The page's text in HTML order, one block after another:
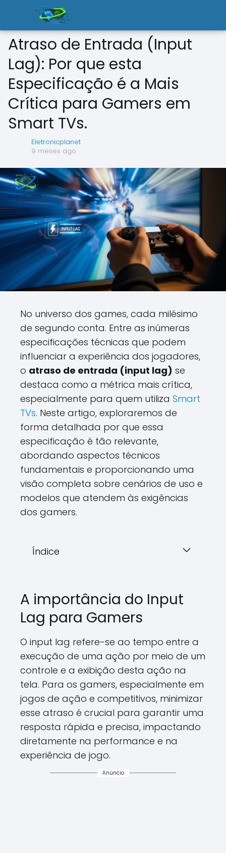
Atraso de Entrada (Input
Lag): Por que esta
Especificação é a Mais
Crítica para Gamers em
Smart TVs.
Eletronicplanet
9 meses ago
No universo dos games, cada milésimo
de segundo conta. Entre as inúmeras
especificações técnicas que podem
influenciar a experiência dos jogadores,
o atraso de entrada (input lag) se
destaca como a métrica mais crítica,
especialmente para quem utiliza Smart
TVs. Neste artigo, exploraremos de
forma detalhada por que essa
especificação é tão relevante,
abordando aspectos técnicos
fundamentais e proporcionando uma
visão completa sobre cenários de uso e
modelos que atendem às exigências
dos gamers.
Índice
A importância do Input
Lag para Gamers
O input lag refere-se ao tempo entre a
execução de uma ação por meio de um
controle e a exibição desta ação na
tela. Para os gamers, especialmente em
jogos de ação e competitivos, minimizar
esse atraso é crucial para garantir uma
resposta rápida e precisa, impactando
diretamente na performance e na
experiência de jogo.
Anúncio